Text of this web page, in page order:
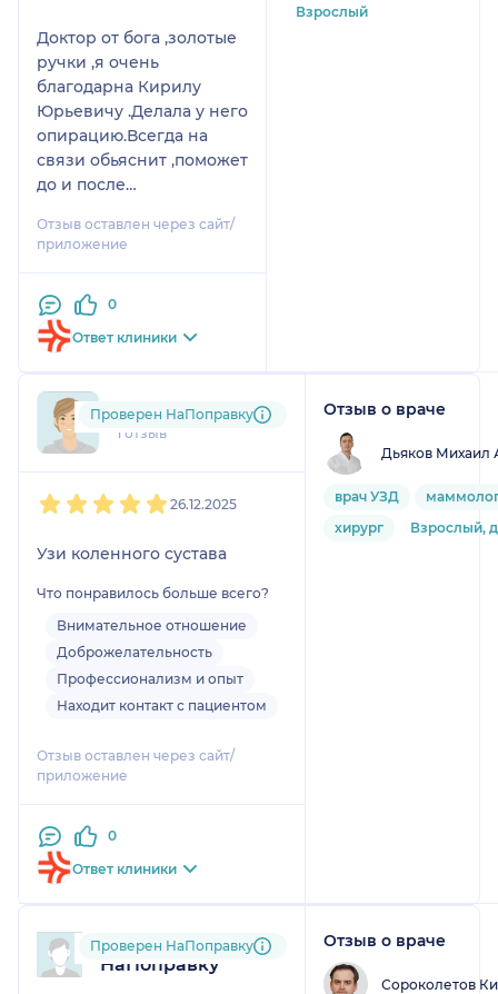
Доктор от бога ,золотые
ручки ,я очень
благодарна Кирилу
Юрьевичу .Делала у него
опирацию.Всегда на
связи обьяснит ,поможет
до и после
периуд.Низкий вам
поклон.100℅
Отзыв оставлен через сайт/
приложение
0
Ответ клиники
Взрослый
mel....@....ru
1 отзыв
Проверен НаПоправку
26.12.2025
Узи коленного сустава
Что понравилось больше всего?
Внимательное отношение
Доброжелательность
Профессионализм и опыт
Находит контакт с пациентом
Отзыв оставлен через сайт/
приложение
0
Ответ клиники
Отзыв о враче
Дьяков Михаил
врач УЗД
хирург
Взрослый,
Пользователь
НаПоправку
Проверен НаПоправку Отзыв о враче
Сороколетов